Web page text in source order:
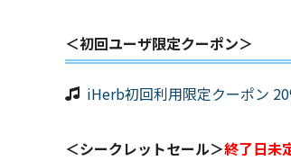
＜初回ユーザ限定クーポン＞
iHerb初回利用限定クーポン
＜シークレットセール＞終了日未